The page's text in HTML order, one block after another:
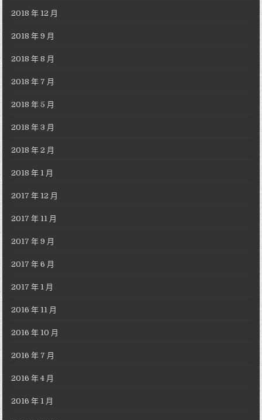
2018 年 12 月
2018 年 9 月
2018 年 8 月
2018 年 7 月
2018 年 5 月
2018 年 3 月
2018 年 2 月
2018 年 1 月
2017 年 12 月
2017 年 11 月
2017 年 9 月
2017 年 6 月
2017 年 1 月
2016 年 11 月
2016 年 10 月
2016 年 7 月
2016 年 4 月
2016 年 1 月